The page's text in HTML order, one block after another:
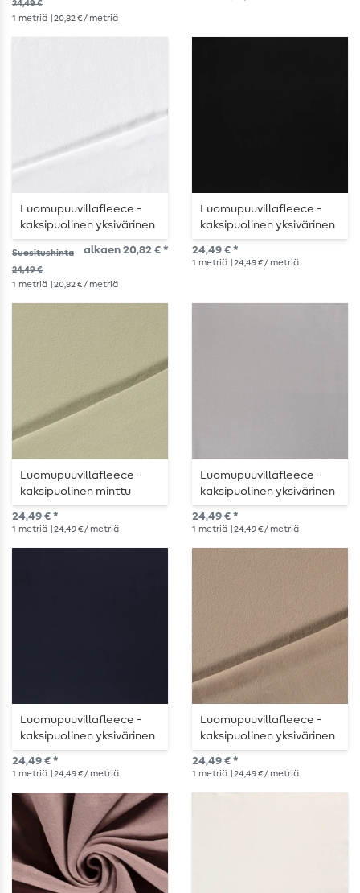
24,49 €
1 metriä | 20,82 € / metriä
Luomupuuvillafleece -
kaksipuolinen yksivärinen
valkoinen
Suositushinta
24,49 €
alkaen 20,82 € *
1 metriä | 20,82 € / metriä
Luomupuuvillafleece -
kaksipuolinen yksivärinen
musta
24,49 € *
1 metriä | 24,49 € / metriä
Luomupuuvillafleece -
kaksipuolinen minttu
24,49 € *
1 metriä | 24,49 € / metriä
Luomupuuvillafleece -
kaksipuolinen yksivärinen
harmaa
24,49 € *
1 metriä | 24,49 € / metriä
Luomupuuvillafleece -
kaksipuolinen yksivärinen
laivastonsininen
24,49 € *
1 metriä | 24,49 € / metriä
Luomupuuvillafleece -
kaksipuolinen yksivärinen
hiekka
24,49 € *
1 metriä | 24,49 € / metriä